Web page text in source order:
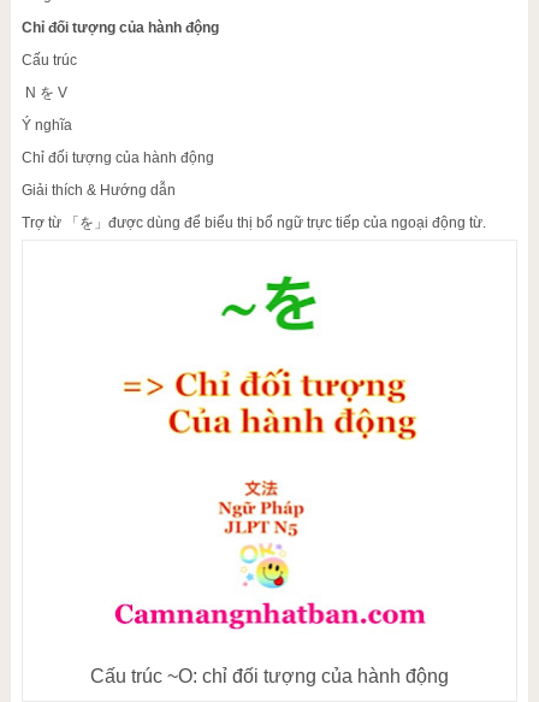
Chỉ đối tượng của hành động
Cấu trúc
N を V
Ý nghĩa
Chỉ đối tượng của hành động
Giải thích & Hướng dẫn
Trợ từ 「を」được dùng để biểu thị bổ ngữ trực tiếp của ngoại động từ.
Cấu trúc ~O: chỉ đối tượng của hành động